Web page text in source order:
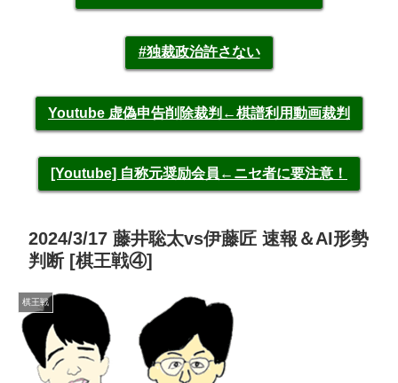
#独裁政治許さない
Youtube 虚偽申告削除裁判←棋譜利用動画裁判
[Youtube] 自称元奨励会員←ニセ者に要注意！
2024/3/17 藤井聡太vs伊藤匠 速報＆AI形勢
判断 [棋王戦④]
棋王戦